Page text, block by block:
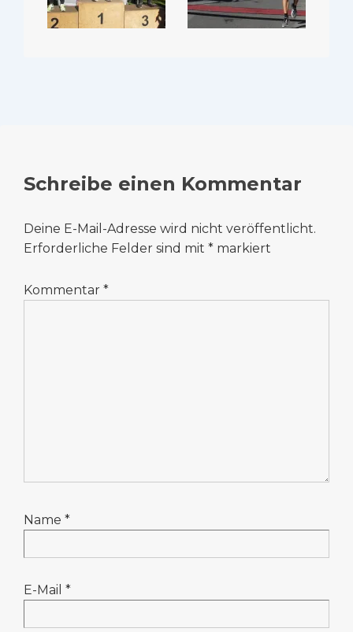
Schreibe einen Kommentar
Deine E-Mail-Adresse wird nicht veröffentlicht.
Erforderliche Felder sind mit * markiert
Kommentar *
Name *
E-Mail *